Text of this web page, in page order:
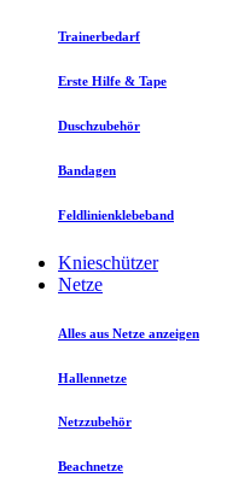
Trainerbedarf
Erste Hilfe & Tape
Duschzubehör
Bandagen
Feldlinienklebeband
Knieschützer
Netze
Alles aus Netze anzeigen
Hallennetze
Netzzubehör
Beachnetze